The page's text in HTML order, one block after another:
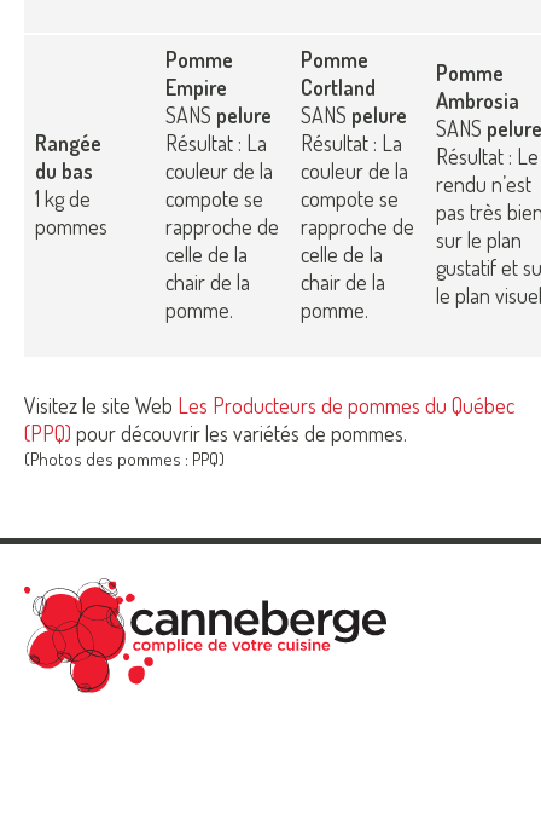
Rangée
du bas
1 kg de
pommes
Pomme
Empire
SANS pelure
Résultat : La
couleur de la
compote se
rapproche de
celle de la
chair de la
pomme.
Pomme
Cortland
SANS pelure
Résultat : La
couleur de la
compote se
rapproche de
celle de la
chair de la
pomme.
Pomme
Ambrosia
SANS pelure
Résultat : Le
rendu n’est
pas très
sur le plan
gustatif et
le plan
Visitez le site Web Les Producteurs de pommes du Québec
(PPQ) pour découvrir les variétés de pommes.
(Photos des pommes : PPQ)